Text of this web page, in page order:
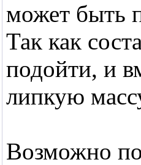
может быть
Так как
подойти, и
липкую
Возможно